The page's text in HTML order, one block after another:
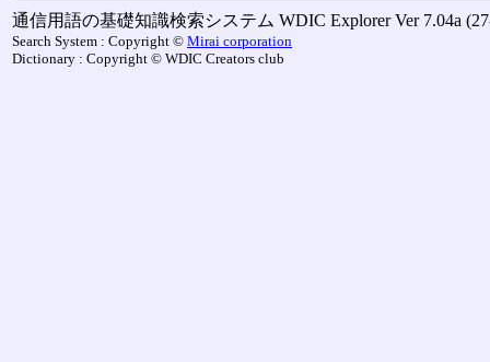
通信用語の基礎知識検索システム WDIC Explorer Ver 7.04a
Search System : Copyright © Mirai corporation
Dictionary : Copyright © WDIC Creators club